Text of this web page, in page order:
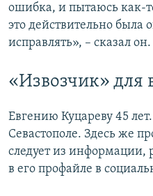
ошибка, и пытаюсь как-
это действительно была
исправлять», – сказал он.
«Извозчик» для
Евгению Куцареву 45
Севастополе. Здесь же
следует из
в его профайле в